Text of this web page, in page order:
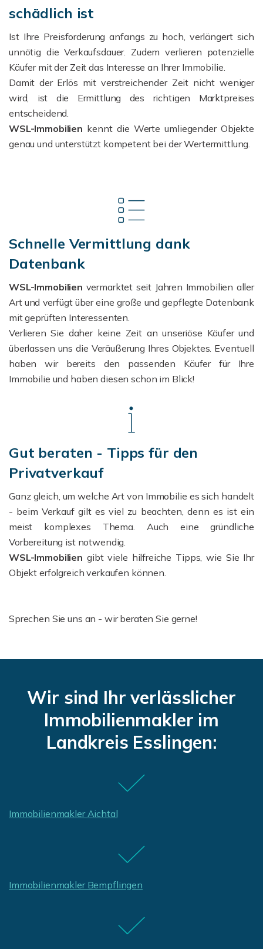
schädlich ist
Ist Ihre Preisforderung anfangs zu hoch, verlängert sich
unnötig die Verkaufsdauer. Zudem verlieren potenzielle
Käufer mit der Zeit das Interesse an Ihrer Immobilie.
Damit der Erlös mit verstreichender Zeit nicht weniger
wird, ist die Ermittlung des richtigen Marktpreises
entscheidend.
WSL-Immobilien kennt die Werte umliegender Objekte
genau und unterstützt kompetent bei der Wertermittlung.
Schnelle Vermittlung dank
Datenbank
WSL-Immobilien vermarktet seit Jahren Immobilien aller
Art und verfügt über eine große und gepflegte Datenbank
mit geprüften Interessenten.
Verlieren Sie daher keine Zeit an unseriöse Käufer und
überlassen uns die Veräußerung Ihres Objektes. Eventuell
haben wir bereits den passenden Käufer für Ihre
Immobilie und haben diesen schon im Blick!
Gut beraten - Tipps für den
Privatverkauf
Ganz gleich, um welche Art von Immobilie es sich handelt
- beim Verkauf gilt es viel zu beachten, denn es ist ein
meist komplexes Thema. Auch eine gründliche
Vorbereitung ist notwendig.
WSL-Immobilien gibt viele hilfreiche Tipps, wie Sie Ihr
Objekt erfolgreich verkaufen können.
Sprechen Sie uns an - wir beraten Sie gerne!
Wir sind Ihr verlässlicher
Immobilienmakler im
Landkreis Esslingen:
Immobilienmakler Aichtal
Immobilienmakler Bempflingen